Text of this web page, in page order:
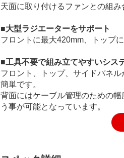
天面に取り付けるファンとの組
■大型ラジエーターをサポート
フロントに最大420mm、トップ
■工具不要で組み立てやすいシス
フロント、トップ、サイドパネ
簡単です。
背面にはケーブル管理のための
う事が可能となっています。